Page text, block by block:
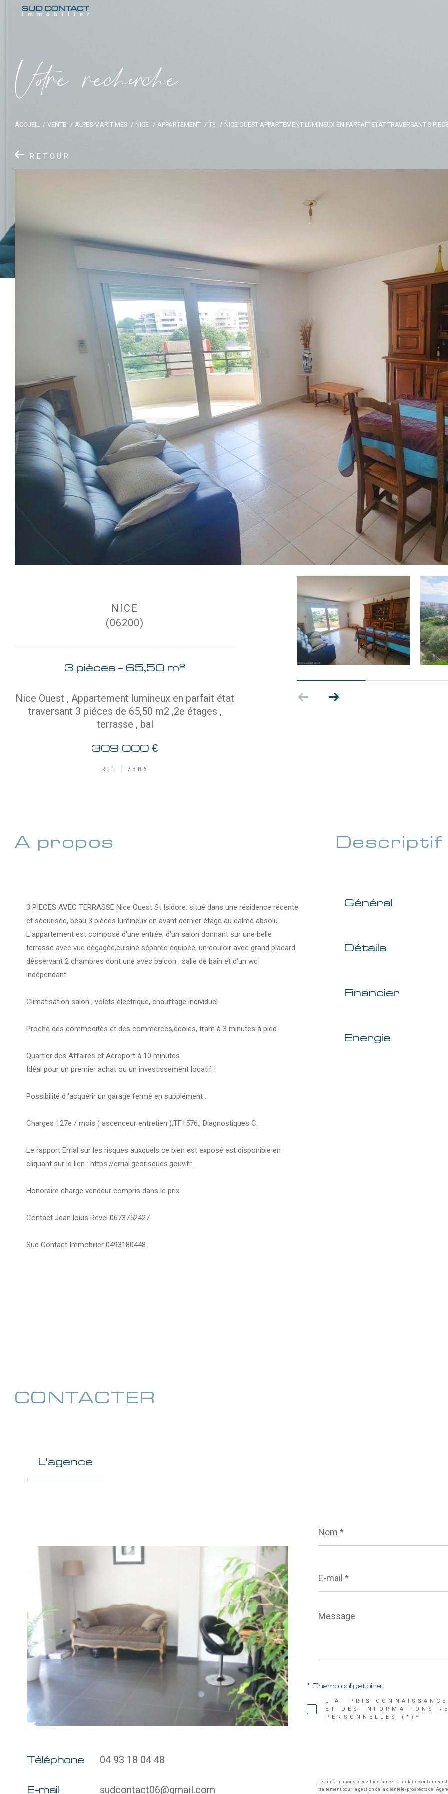
Vore recece
ACCUEIL VENTE ALPES MARITIMES NICE APPARTEMENT T3 NICE OUEST APPARTEMENT LUMINEUX EN PARFAIT ETAT TRAVERSANT 3
RETOUR
NICE
(06200)
3 pièces - 65,50 m²
Nice Ouest , Appartement lumineux en parfait état
traversant 3 piéces de 65,50 m2 ,2e étages ,
terrasse , bal
309 000 €
REF : 7586
a propos
3 PIECES AVEC TERRASSE Nice Ouest St Isidore: situé dans une résidence récente
et sécurisée, beau 3 pièces lumineux en avant dernier étage au calme absolu.
L'appartement est composé d'une entrée, d'un salon donnant sur une belle
terrasse avec vue dégagèe,cuisine séparée équipèe, un couloir avec grand placard
désservant 2 chambres dont une avec balcon , salle de bain et d'un wc
indépendant.
Climatisation salon , volets électrique, chauffage individuel.
Proche des commodités et des commerces,écoles, tram à 3 minutes à pied
Quartier des Affaires et Aéroport à 10 minutes
Idéal pour un premier achat ou un investissement locatif !
Possibilité d 'acquérir un garage fermé en supplément .
Charges 127e / mois ( ascenceur entretien ),TF1576., Diagnostiques C.
Le rapport Errial sur les risques auxquels ce bien est exposé est disponible en
cliquant sur le lien : https://errial.georisques.gouv.fr.
Honoraire charge vendeur compris dans le prix.
Contact Jean louis Revel 0673752427
Sud Contact Immobilier 0493180448
descriptif
Général
Détails
Financier
Energie
CONTACTER
L'agence
Téléphone 04 93 18 04 48
E-mail sudcontact06@gmail.com
*
mail
*
Message
J'AI PRIS
ET DES INFORMATIONS
PERSONNELLES (*)*
* Champ obligatoire
Les informations recueillies sur ce formulaire sont
traitement pour la gestion de la clientèle/prospects de